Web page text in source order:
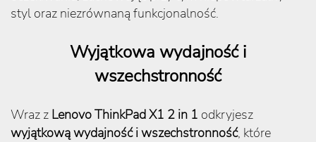
styl oraz niezrównaną funkcjonalność.
Wyjątkowa wydajność i
wszechstronność
Wraz z Lenovo ThinkPad X1 2 in 1 odkryjesz
wyjątkową wydajność i wszechstronność, które